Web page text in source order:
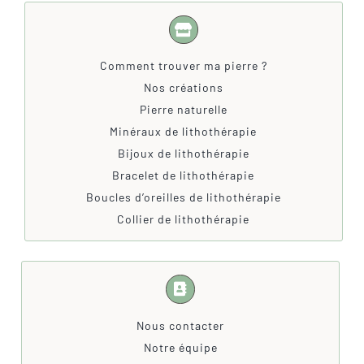
Comment trouver ma pierre ?
Nos créations
Pierre naturelle
Minéraux de lithothérapie
Bijoux de lithothérapie
Bracelet de lithothérapie
Boucles d’oreilles de lithothérapie
Collier de lithothérapie
Nous contacter
Notre équipe